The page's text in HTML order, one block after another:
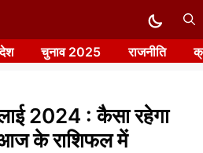
चुनाव 2025 राजनीति
2024 : कैसा रहेगा
के राशिफल में